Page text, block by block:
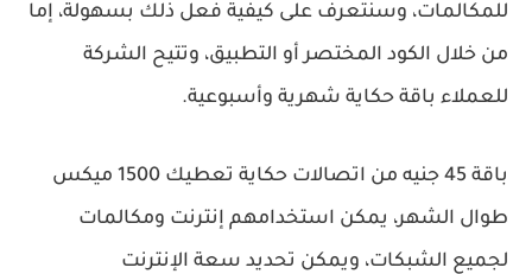
للمكالمات، وسنتعرف على كيفية فعل ذلك بسهولة، إما
من خلال الكود المختصر أو التطبيق، وتتيح الشركة
للعملاء باقة حكاية شهرية وأسبوعية.
باقة 45 جنيه من اتصالات حكاية تعطيك 1500 ميكس
طوال الشهر، يمكن استخدامهم إنترنت ومكالمات
لجميع الشبكات، ويمكن تحديد سعة الإنترنت